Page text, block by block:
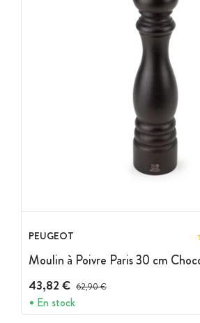
PEUGEOT
Moulin à Poivre Paris 30 cm
43,82 € Prix avant réduction :
62,90 €
En stock